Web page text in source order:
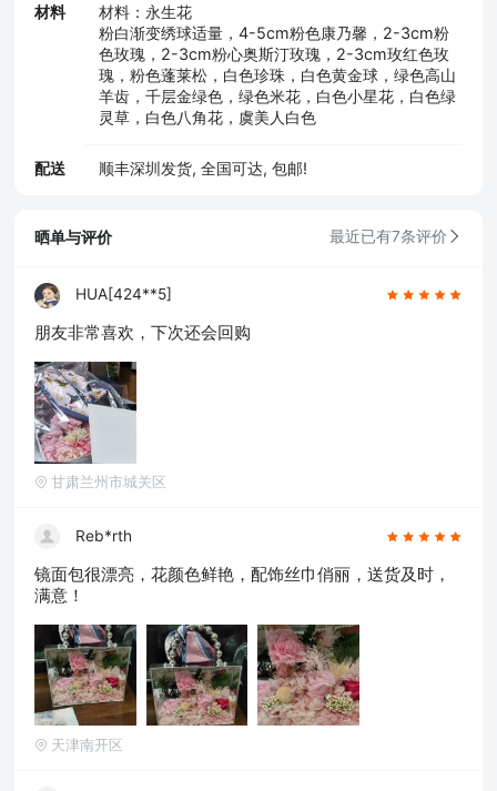
材料
材料：永生花
粉白渐变绣球适量，4-5cm粉色康乃馨，2-3cm粉
色玫瑰，2-3cm粉心奥斯汀玫瑰，2-3cm玫红色玫
瑰，粉色蓬莱松，白色珍珠，白色黄金球，绿色高山
羊齿，千层金绿色，绿色米花，白色小星花，白色绿
灵草，白色八角花，虞美人白色
配送 顺丰深圳发货, 全国可达, 包邮!
晒单与评价 最近已有7条评价
HUA[424**5]
朋友非常喜欢，下次还会回购
甘肃兰州市城关区
Reb*rth
镜面包很漂亮，花颜色鲜艳，配饰丝巾俏丽，送货及时，
满意！
天津南开区